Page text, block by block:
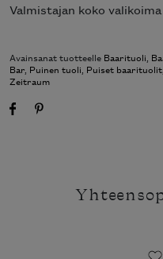
Valmistajan koko
Avainsanat tuotteelle Baarituoli,
Bar, Puinen tuoli, Puiset baarituolit
Zeitraum